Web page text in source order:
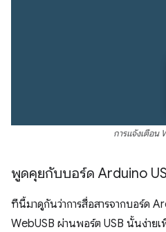
การแจ้งเตือน
พูดคุยกับบอร์ด Arduino
ทีนี้มาดูกันว่าการสื่อสารจากบอร์ด
WebUSB ผ่านพอร์ต USB นั้นง่ายเ